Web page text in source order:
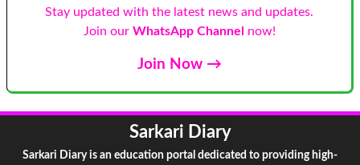
Stay updated with the latest news and updates.
Join our WhatsApp Channel now!
Join Now →
Sarkari Diary
Sarkari Diary is an education portal dedicated to providing high-